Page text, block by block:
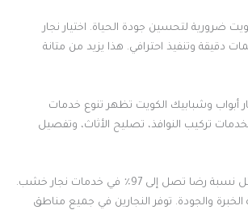
ضرورية لتحسين جودة الحياة. اختيار نجار
وتنفيذ احترافي. هذا يزيد من متانة
أبواب وشبابيك الكويت تظهر تنوع خدمات
تركيب النوافذ، تصليح الأثاث، وتفصيل
المقال يبرز نجاحات مثل نسبة رضا تصل إلى 97٪ في خدمات نجار خشب.
الخبرة والجودة. توفر النجارين في جميع مناطق